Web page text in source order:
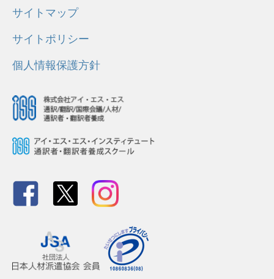
サイトマップ
サイトポリシー
個人情報保護方針